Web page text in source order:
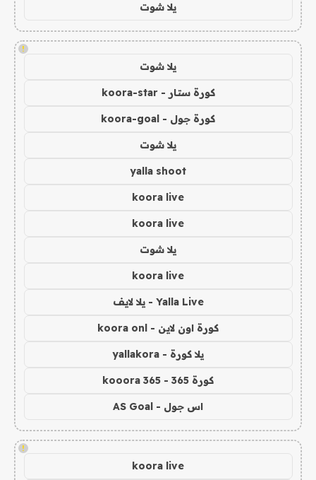
يلا شوت
!
يلا شوت
كورة ستار - koora-star
كورة جول - koora-goal
يلا شوت
yalla shoot
koora live
koora live
يلا شوت
koora live
Yalla Live - يلا لايف
كورة اون لاين - koora onl
يلا كورة - yallakora
كورة 365 - kooora 365
اس جول - AS Goal
!
koora live